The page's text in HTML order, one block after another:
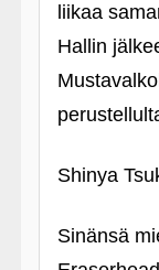
liikaa
Hallin
Shinya
Sinänsä